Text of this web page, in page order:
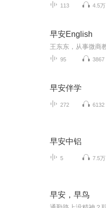
113 4.5万
早安English
95 3867
早安伴学
272 6132
早安中铝
5 7.5万
早安，早鸟